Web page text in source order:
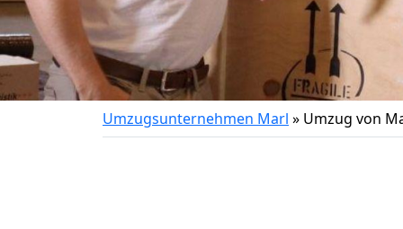
Umzugsunternehmen Marl » Umzug von